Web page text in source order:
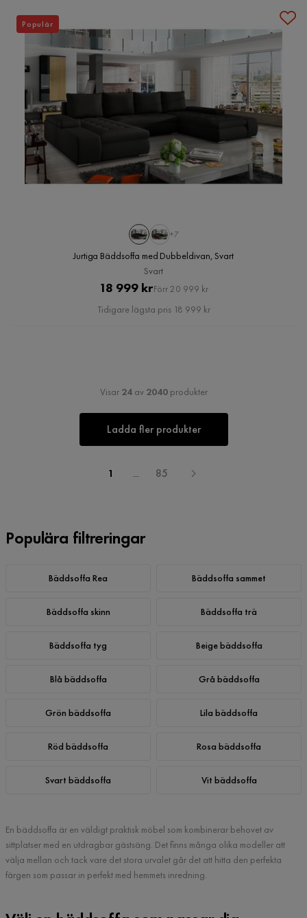
+7
Jurtiga Bäddsoffa med Dubbeldivan, Svart
Svart
Pris
18 999 krOriginal
Pris
Förr 20 999 kr
Tidigare lägsta pris 18 999 kr
Populär
Visar 24av 2040produkter
Ladda fler produkter
1 ... 85
Populära filtreringar
Bäddsoffa Rea Bäddsoffa sammet
Bäddsoffa skinn Bäddsoffa trä
Bäddsoffa tyg Beige bäddsoffa
Blå bäddsoffa Grå bäddsoffa
Grön bäddsoffa Lila bäddsoffa
Röd bäddsoffa Rosa bäddsoffa
Svart bäddsoffa Vit bäddsoffa
En bäddsoffa är en väldigt praktisk möbel som kombinerar behovet av
sittplatser med en utdragbar gästsäng. Det finns många olika modeller att
välja mellan och tack vare det stora urvalet går det att hitta den perfekta
färgen som passar in perfekt med hemmets inredning.